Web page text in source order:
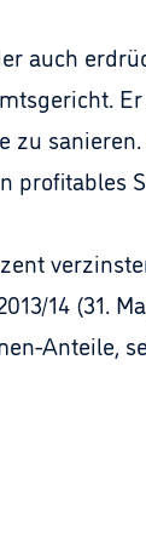
auch
14 (31.
Anteile,